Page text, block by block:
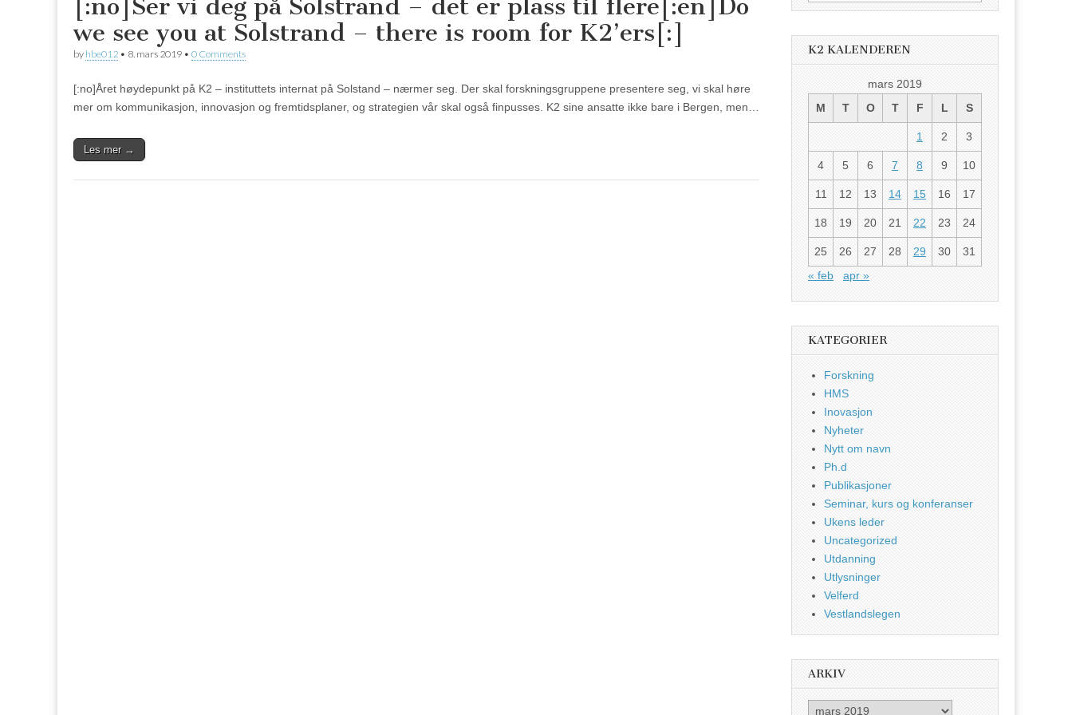
[:no]Ser vi deg på Solstrand – det er plass til flere[:en]Do
we see you at Solstrand – there is room for K2’ers[:]
by hbe012 • 8. mars 2019 • 0 Comments
[:no]Året høydepunkt på K2 – instituttets internat på Solstand – nærmer seg. Der skal forskningsgruppene presentere seg, vi skal høre
mer om kommunikasjon, innovasjon og fremtidsplaner, og strategien vår skal også finpusses. K2 sine ansatte ikke bare i Bergen, men…
Les mer →
K2 KALENDEREN
mars 2019
M
T O T F L S
1 2 3
4 5 6 7 8 9 10
11 12 13 14 15 16 17
18 19 20 21 22 23 24
25 26 27 28 29 30
31
« feb
apr »
KATEGORIER
Forskning
HMS
Inovasjon
Nyheter
Nytt om navn
Ph.d
Publikasjoner
Seminar, kurs og konferanser
Ukens leder
Uncategorized
Utdanning
Utlysninger
Velferd
Vestlandslegen
ARKIV